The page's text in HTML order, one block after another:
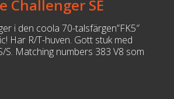
Challenger SE
i den coola 70-talsfärgen”FK5″
Har R/T-huven. Gott stuk med
S. Matching numbers 383 V8 som